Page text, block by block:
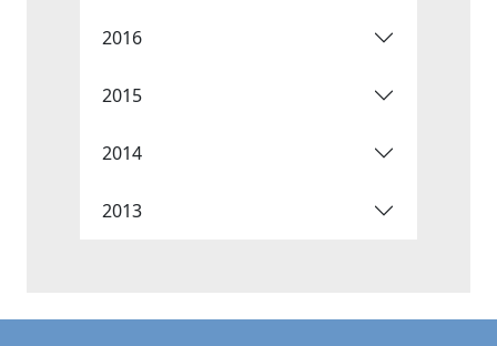
2016
2015
2014
2013